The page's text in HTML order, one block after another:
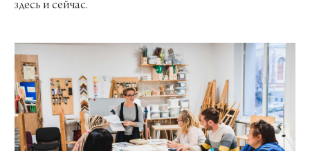
здесь и сейчас.